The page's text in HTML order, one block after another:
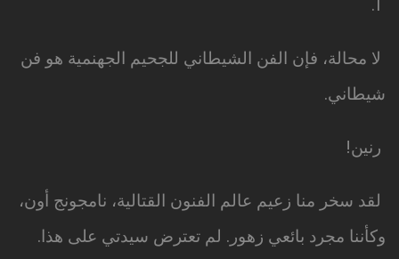
لا محالة، فإن الفن الشيطاني للجحيم الجهنمية هو فن
شيطاني.
رنين!
لقد سخر منا زعيم عالم الفنون القتالية، نامجونج أون،
وكأننا مجرد بائعي زهور. لم تعترض سيدتي على هذا.